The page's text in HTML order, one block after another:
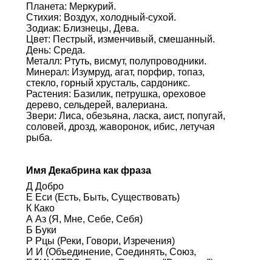
Планета: Меркурий.
Стихия: Воздух, холодный-сухой.
Зодиак: Близнецы, Дева.
Цвет: Пестрый, изменчивый, смешанный.
День: Среда.
Металл: Ртуть, висмут, полупроводники.
Минерал: Изумруд, агат, порфир, топаз,
стекло, горный хрусталь, сардоникс.
Растения: Базилик, петрушка, ореховое
дерево, сельдерей, валериана.
Звери: Лиса, обезьяна, ласка, аист, попугай,
соловей, дрозд, жаворонок, ибис, летучая
рыба.
Имя Декабрина как фраза
Д Добро
Е Еси (Есть, Быть, Существовать)
К Како
А Аз (Я, Мне, Себе, Себя)
Б Буки
Р Рцы (Реки, Говори, Изречения)
И И (Объединение, Соединять, Союз,